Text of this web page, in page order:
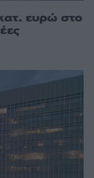
ευρώ στο